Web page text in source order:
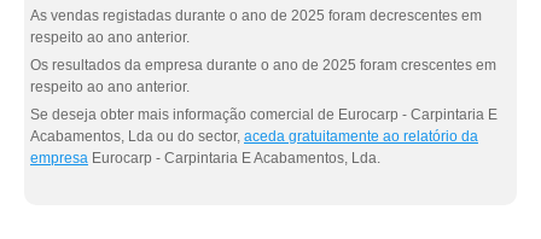
As vendas registadas durante o ano de 2025 foram decrescentes em
respeito ao ano anterior.
Os resultados da empresa durante o ano de 2025 foram crescentes em
respeito ao ano anterior.
Se deseja obter mais informação comercial de Eurocarp - Carpintaria E
Acabamentos, Lda ou do sector, aceda gratuitamente ao relatório da
empresa Eurocarp - Carpintaria E Acabamentos, Lda.